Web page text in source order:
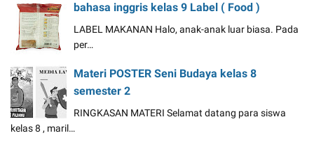
bahasa inggris kelas 9 Label ( Food )
LABEL MAKANAN Halo, anak-anak luar biasa. Pada
per…
Materi POSTER Seni Budaya kelas 8
semester 2
RINGKASAN MATERI Selamat datang para siswa
kelas 8 , maril…